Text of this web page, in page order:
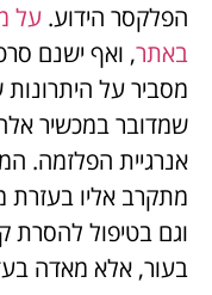
הפלקסר הידוע.
באתר, ואף ישנם
מסביר על
שמדובר במכשיר
אנרגיית הפלזמה.
מתקרב אליו בעזרת
וגם בטיפול להסרת
בעור, אלא מאדה